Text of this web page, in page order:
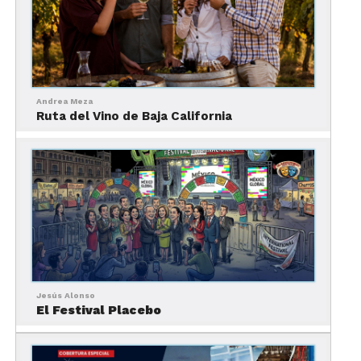
quien a su vez fue alumno de Frida Kahlo. “Yo
hacía las cosas buscando una cierta modernidad
que no le gustaba”, alguna vez comentó Toledo en
una conferencia en 2017.
Una muestra de su obra “Gatos”
Otra de sus influencias en su trabajo fue Rufino
Andrea Meza
Ruta del Vino de Baja California
Jesús Alonso
El Festival Placebo